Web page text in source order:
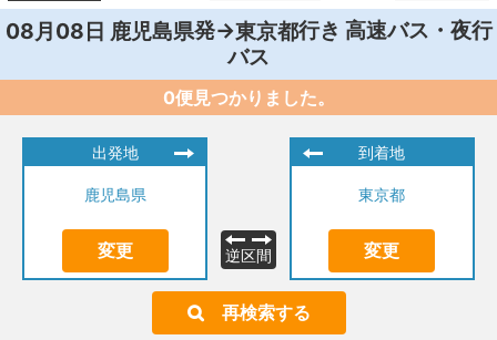
08月08日 鹿児島県発→東京都行き 高速バス・夜行
バス
0便見つかりました。
出発地
鹿児島県
変更 逆区間
到着地
東京都
変更
再検索する